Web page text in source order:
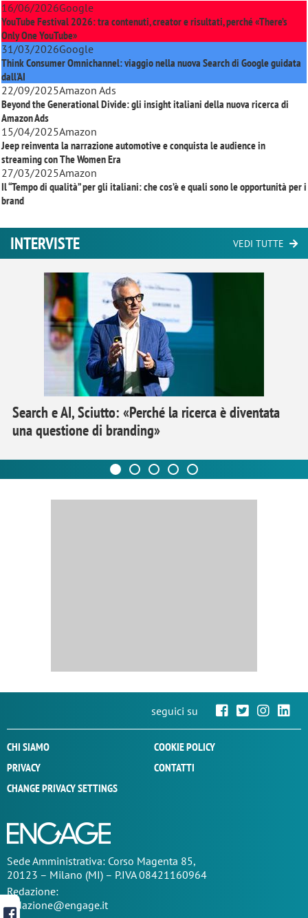
16/06/2026Google
YouTube Festival 2026: tra contenuti, creator e risultati, perché «There’s
Only One YouTube»
31/03/2026Google
Think Consumer Omnichannel: viaggio nella nuova Search di Google guidata
dall'AI
22/09/2025Amazon Ads
Beyond the Generational Divide: gli insight italiani della nuova ricerca di
Amazon Ads
15/04/2025Amazon
Jeep reinventa la narrazione automotive e conquista le audience in
streaming conThe Women Era
27/03/2025Amazon
Il “Tempo di qualità” per gli italiani: che cos’è e quali sono le opportunità per i
brand
INTERVISTE VEDI TUTTE
Search e AI, Sciutto: «Perché la ricerca è diventata
una questione di branding»
seguici su
CHI SIAMO
COOKIE POLICY
PRIVACY
CONTATTI
CHANGE PRIVACY SETTINGS
SedeAmministrativa: Corso Magenta 85,
20123 – Milano (MI) – P.IVA 08421160964
Redazione:
redazione@engage.it